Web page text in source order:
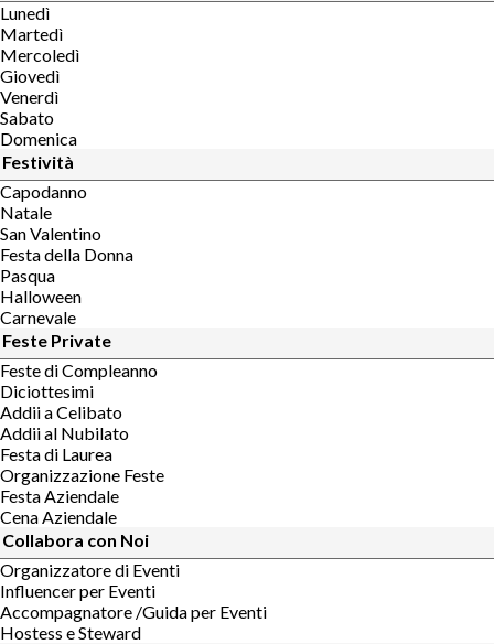
Lunedì
Martedì
Mercoledì
Giovedì
Venerdì
Sabato
Domenica
Festività
Capodanno
Natale
San Valentino
Festa della Donna
Pasqua
Halloween
Carnevale
Feste Private
Feste di Compleanno
Diciottesimi
Addii a Celibato
Addii al Nubilato
Festa di Laurea
Organizzazione Feste
Festa Aziendale
Cena Aziendale
Collabora con Noi
Organizzatore di Eventi
Influencer per Eventi
Accompagnatore /Guida per Eventi
Hostess e Steward